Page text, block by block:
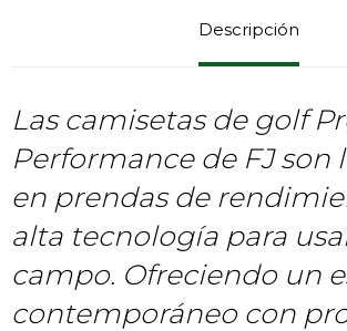
Descripción
Las camisetas de golf
Performance de FJ son
en prendas de
alta tecnología para
campo. Ofreciendo un
contemporáneo con